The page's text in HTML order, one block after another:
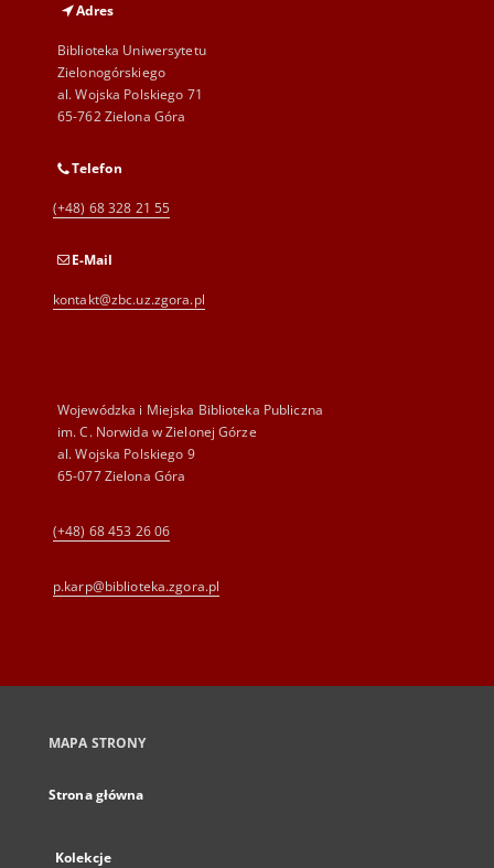
Adres
Biblioteka Uniwersytetu
Zielonogórskiego
al. Wojska Polskiego 71
65-762 Zielona Góra
Telefon
(+48) 68 328 21 55
E-Mail
kontakt@zbc.uz.zgora.pl
Wojewódzka i Miejska Biblioteka Publiczna
im. C. Norwida w Zielonej Górze
al. Wojska Polskiego 9
65-077 Zielona Góra
(+48) 68 453 26 06
p.karp@biblioteka.zgora.pl
MAPA STRONY
Strona główna
Kolekcje